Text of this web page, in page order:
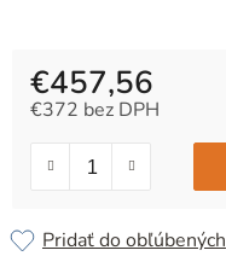
€457,56
€372 bez DPH
Pridať do obľúbených